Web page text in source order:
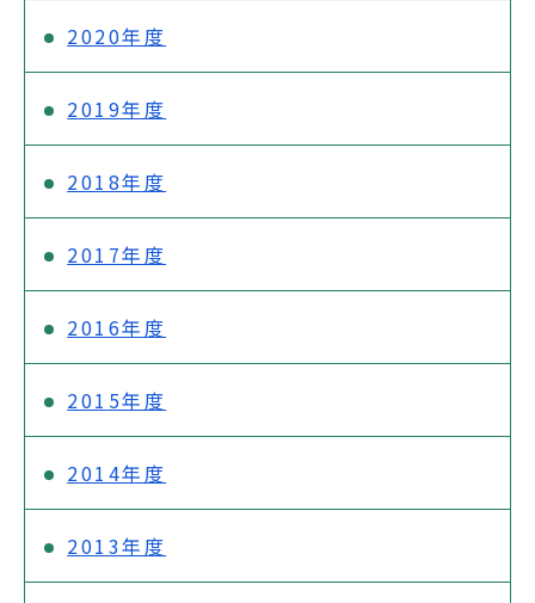
2020年度
2019年度
2018年度
2017年度
2016年度
2015年度
2014年度
2013年度